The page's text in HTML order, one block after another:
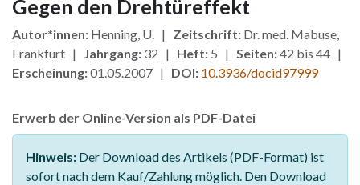
Gegen den Drehtüreffekt
Autor*innen: Henning, U. | Zeitschrift: Dr. med. Mabuse,
Frankfurt | Jahrgang: 32 | Heft: 5 | Seiten:42 bis 44 |
Erscheinung:01.05.2007 | DOI: 10.3936/docid97999
Erwerb der Online-Version als PDF-Datei
Hinweis: Der Download des Artikels (PDF-Format) ist
sofort nach dem Kauf/Zahlung möglich. Den Download